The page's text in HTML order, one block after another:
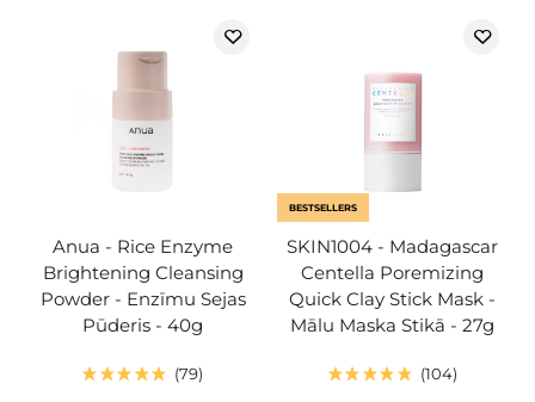
Anua - Rice Enzyme
Brightening Cleansing
Powder - Enzīmu Sejas
Pūderis - 40g
79
BESTSELLERS
SKIN1004 - Madagascar
Centella Poremizing
Quick Clay Stick Mask -
Mālu Maska Stikā - 27g
104